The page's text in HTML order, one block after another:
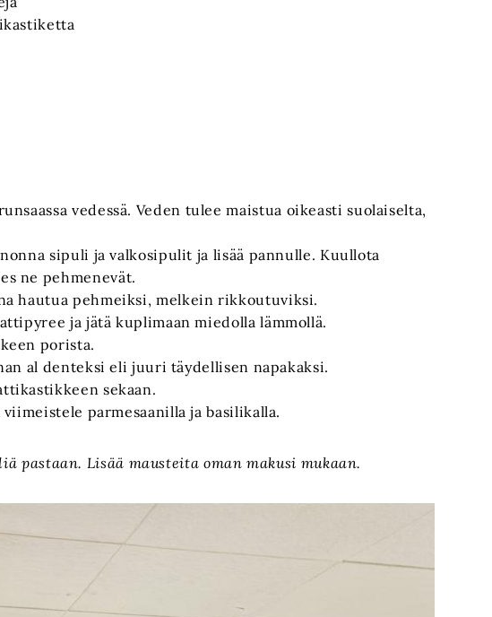
vedessä. Veden tulee maistua oikeasti suolaiselta,
sipuli ja valkosipulit ja lisää pannulle. Kuullota
ne pehmenevät.
hautua pehmeiksi, melkein rikkoutuviksi.
ja jätä kuplimaan miedolla lämmollä.
porista.
al denteksi eli juuri täydellisen napakaksi.
sekaan.
parmesaanilla ja basilikalla.
pastaan. Lisää mausteita oman makusi mukaan.